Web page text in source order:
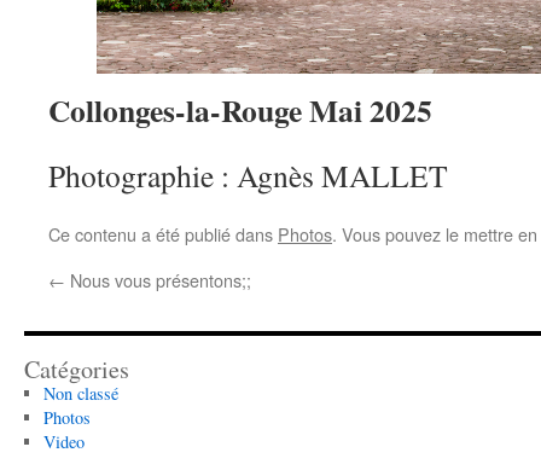
Collonges-la-Rouge Mai 2025
Photographie : Agnès MALLET
Ce contenu a été publié dans Photos. Vous pouvez le mettre
← Nous vous présentons;;
Catégories
Non classé
Photos
Video